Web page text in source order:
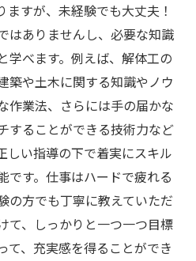
すが、未経験でも大丈夫！
はありませんし、必要な知識
学べます。例えば、解体工の
築や土木に関する知識やノウ
作業法、さらには手の届かな
することができる技術力など
しい指導の下で着実にスキル
です。仕事はハードで疲れる
の方でも丁寧に教えていただ
て、しっかりと一つ一つ目標
て、充実感を得ることができ